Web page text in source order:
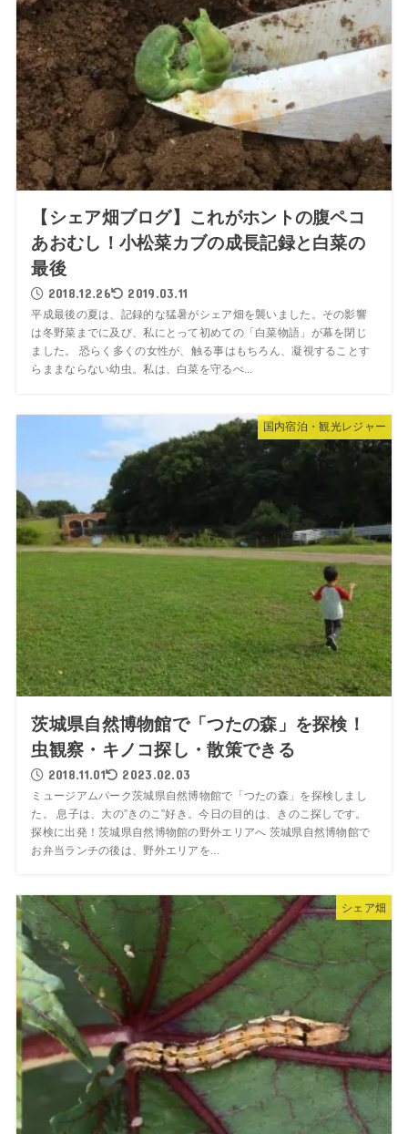
【シェア畑ブログ】これがホントの腹ペコ
あおむし！小松菜カブの成長記録と白菜の
最後
2018.12.26 2019.03.11
平成最後の夏は、記録的な猛暑がシェア畑を襲いました。その影響
は冬野菜までに及び、私にとって初めての「白菜物語」が幕を閉じ
ました。 恐らく多くの女性が、触る事はもちろん、凝視することす
らままならない幼虫。私は、白菜を守るべ...
国内宿泊・観光レジャー
茨城県自然博物館で「つたの森」を探検！
虫観察・キノコ探し・散策できる
2018.11.01 2023.02.03
ミュージアムパーク茨城県自然博物館で「つたの森」を探検しまし
た。 息子は、大の”きのこ”好き。今日の目的は、きのこ探しです。
探検に出発！茨城県自然博物館の野外エリアへ 茨城県自然博物館で
お弁当ランチの後は、野外エリアを...
シェア畑